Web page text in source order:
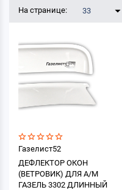
На странице: 33
Газелист52
ДЕФЛЕКТОР ОКОН
(ВЕТРОВИК) ДЛЯ А/М
ГАЗЕЛЬ 3302 ДЛИННЫЙ